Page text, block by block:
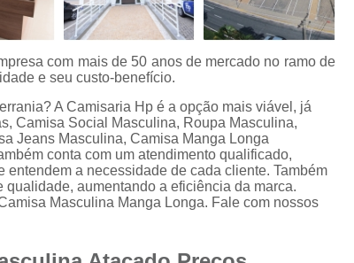
Camisa Masculina Manga Curta Slim Fit
Camisa Social Masculina Slim Fit
Camisa
Camisa Social Slim Fit Masculina
Camisa
Camisa Branca Slim Masculina
Camisa Jeans Slim Masculina
Camisa Masculina Slim Fit Manga
com mais de 50 anos de mercado no ramo de
e seu custo-benefício.
A Camisaria Hp é a opção mais viável, já
Camisa Social Masculina, Roupa Masculina,
Jeans Masculina, Camisa Manga Longa
conta com um atendimento qualificado,
a necessidade de cada cliente. Também
aumentando a eficiência da marca.
Masculina Manga Longa. Fale com nossos